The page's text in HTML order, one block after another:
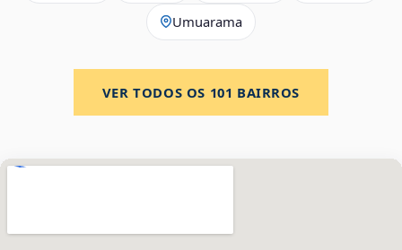
Umuarama
VER TODOS OS 101 BAIRROS